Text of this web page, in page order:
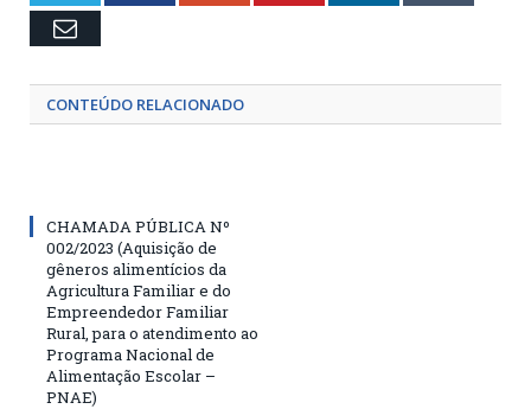
Email
CONTEÚDO RELACIONADO
CHAMADA PÚBLICA Nº
002/2023 (Aquisição de
gêneros alimentícios da
Agricultura Familiar e do
Empreendedor Familiar
Rural, para o atendimento ao
Programa Nacional de
Alimentação Escolar –
PNAE)